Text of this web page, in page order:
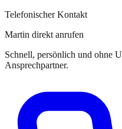
Telefonischer Kontakt
Martin direkt anrufen
Schnell, persönlich und ohne
Ansprechpartner.